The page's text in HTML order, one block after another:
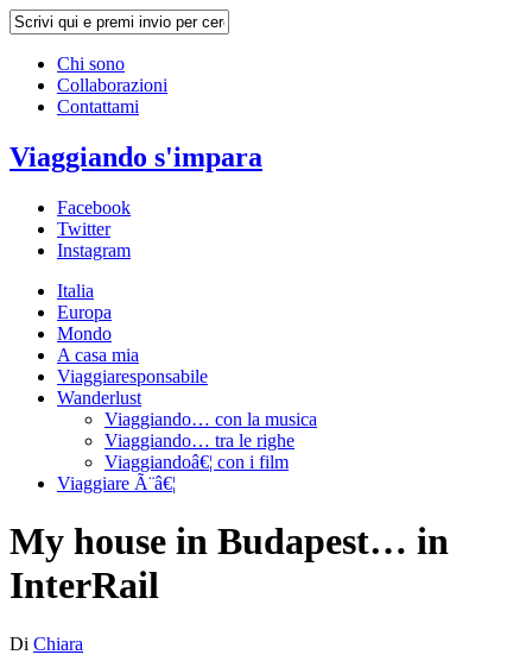
Chi sono
Collaborazioni
Contattami
Viaggiando s'impara
Facebook
Twitter
Instagram
Italia
Europa
Mondo
A casa mia
Viaggiaresponsabile
Wanderlust
Viaggiando… con la musica
Viaggiando… tra le righe
Viaggiandoâ€¦ con i film
Viaggiare Ã¨â€¦
My house in Budapest… in
InterRail
Di Chiara